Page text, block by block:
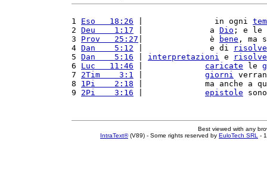
1 Eso   18:26 |               in ogni
2 Deu    1:17 |              a Dio ; e le
3 Prov   25:27 |              è bene , ma
4 Dan    5:12 |              e di
5 Dan    5:16 interpretazioni e
6 Luc   11:46 caricate le
7 2Tim    3:1 giorni
8 1Pi    2:18 |             ma anche a
9 2Pi    3:16 epistole
Best viewed with any
IntraText®(V89) - Some rights reserved by EuloTech SRL -